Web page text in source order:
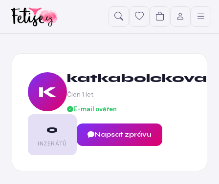
K
katkabolckova
Člen 1 let
E-mail ověřen
0
INZERÁTŮ
Napsat zprávu